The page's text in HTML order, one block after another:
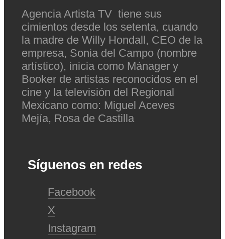
Agencia Artista TV tiene sus
cimientos desde los setenta, cuando
la madre de Willy Hondall, CEO de la
empresa, Sonia del Campo (nombre
artístico), inicia como Mánager y
Booker de artistas reconocidos en el
cine y la televisión del Regional
Mexicano como: Miguel Aceves
Mejía, Rosa de Castilla
Síguenos en redes
Facebook
X
Instagram